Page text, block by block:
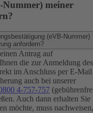
Nummer) meiner
(eVB-Nummer)
anfordern?
einen Antrag auf
die zur Anmeldung des
im Anschluss per E-Mail
auch bei unserer
4-​757-757
Auch dann erhalten Sie
möchte, muss nachweisen,